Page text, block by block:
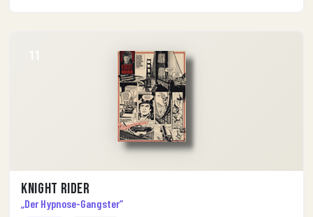
11
Knight Rider
„Der Hypnose-Gangster“